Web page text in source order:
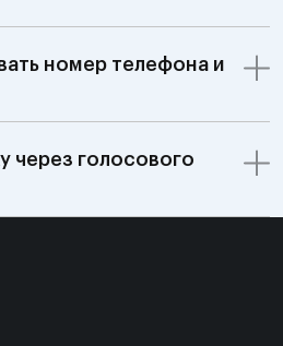
номер телефона и
через голосового